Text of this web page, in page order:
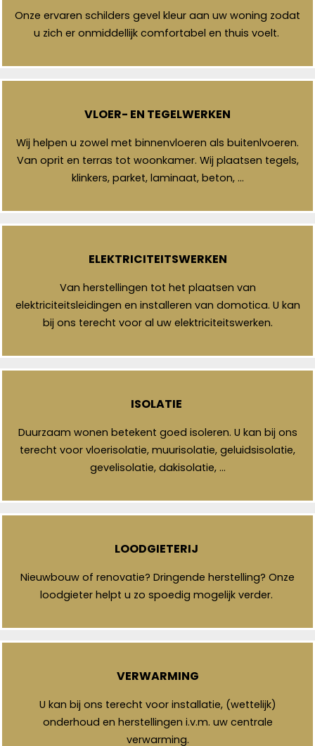
Onze ervaren schilders gevel kleur aan uw woning zodat
u zich er onmiddellijk comfortabel en thuis voelt.
VLOER- EN TEGELWERKEN
Wij helpen u zowel met binnenvloeren als buitenlvoeren.
Van oprit en terras tot woonkamer. Wij plaatsen tegels,
klinkers, parket, laminaat, beton, …
ELEKTRICITEITSWERKEN
Van herstellingen tot het plaatsen van
elektriciteitsleidingen en installeren van domotica. U kan
bij ons terecht voor al uw elektriciteitswerken.
ISOLATIE
Duurzaam wonen betekent goed isoleren. U kan bij ons
terecht voor vloerisolatie, muurisolatie, geluidsisolatie,
gevelisolatie, dakisolatie, …
LOODGIETERIJ
Nieuwbouw of renovatie? Dringende herstelling? Onze
loodgieter helpt u zo spoedig mogelijk verder.
VERWARMING
U kan bij ons terecht voor installatie, (wettelijk)
onderhoud en herstellingen i.v.m. uw centrale
verwarming.